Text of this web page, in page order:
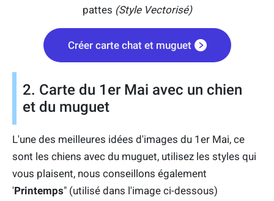
pattes (Style Vectorisé)
Créer carte chat et muguet
2. Carte du 1er Mai avec un chien
et du muguet
L'une des meilleures idées d'images du 1er Mai, ce
sont les chiens avec du muguet, utilisez les styles qui
vous plaisent, nous conseillons également
'Printemps" (utilisé dans l'image ci-dessous)